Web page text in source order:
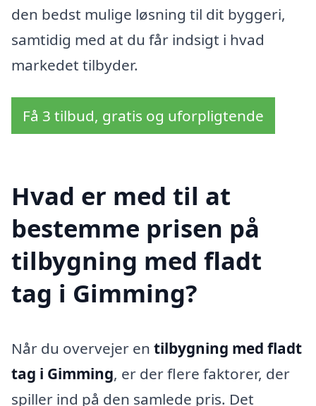
den bedst mulige løsning til dit byggeri,
samtidig med at du får indsigt i hvad
markedet tilbyder.
Få 3 tilbud, gratis og uforpligtende
Hvad er med til at
bestemme prisen på
tilbygning med fladt
tag i Gimming?
Når du overvejer en tilbygning med fladt
tag i Gimming, er der flere faktorer, der
spiller ind på den samlede pris. Det